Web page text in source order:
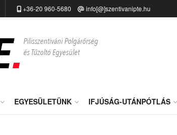
+36-20 960-5680 info[@]szentivanipte.hu
EGYESÜLETÜNK IFJÚSÁG-UTÁNPÓTLÁS